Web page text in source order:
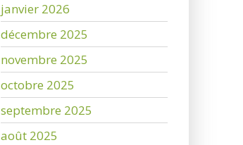
janvier 2026
décembre 2025
novembre 2025
octobre 2025
septembre 2025
août 2025